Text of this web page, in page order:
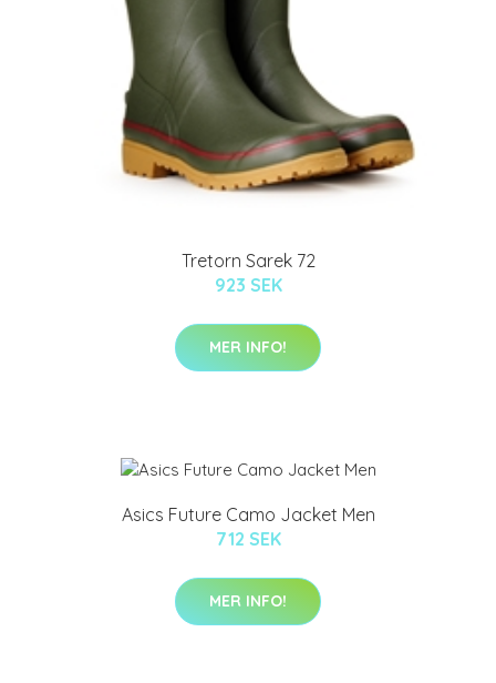
Tretorn Sarek 72
923 SEK
MER INFO!
Asics Future Camo Jacket Men
712 SEK
MER INFO!